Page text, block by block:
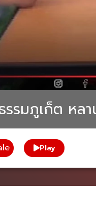
รมภูเก็ต หล
Play